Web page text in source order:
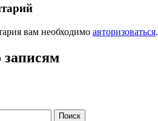
вам необходимо авторизоваться.